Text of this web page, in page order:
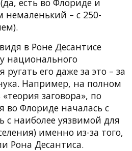
немаленький – с 250-
в Роне Десантисе
национального
его даже за это – за
Например, на полном
«теория заговора», по
во Флориде началась с
с наиболее уязвимой для
именно из-за того,
Рона Десантиса.